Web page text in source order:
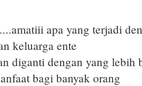
apa yang terjadi
keluarga ente
diganti dengan yang lebih
bagi banyak orang